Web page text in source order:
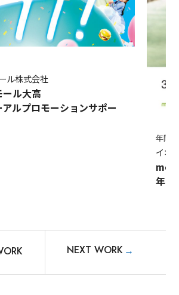
ル株式会社
ール大高
アルプロモーションサポー
年間
イオ
年間
NEXT WORK →